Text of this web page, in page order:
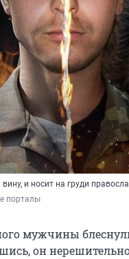
и носит на груди
порталы
мужчины
он